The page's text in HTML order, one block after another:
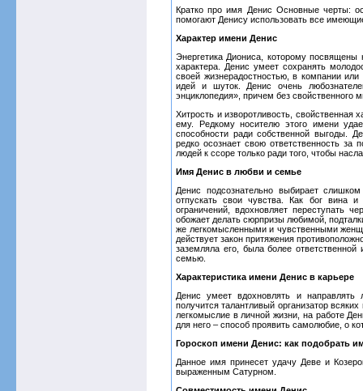
Кратко про имя Денис Основные черты:
помогают Денису использовать все
Характер имени Денис
Энергетика Диониса, которому
характера. Денис умеет сохранять
своей жизнерадостностью, в компании
идей и шуток. Денис очень
энциклопедия», причем без свойственного
Хитрость и изворотливость, свойственная
ему. Редкому носителю этого имени
способности ради собственной выгоды.
редко осознает свою ответственность за
людей к ссоре только ради того, чтобы
Имя Денис в любви и семье
Денис подсознательно выбирает
отпускать свои чувства. Как бог вина
ограничений, вдохновляет переступать
обожает делать сюрпризы любимой,
же легкомысленными и чувственными
действует закон притяжения
заземляла его, была более
семью.
Характеристика имени Денис в карьере
Денис умеет вдохновлять и
получится талантливый организатор
легкомыслие в личной жизни, на работе
для него – способ проявить самолюбие, о
Гороскоп имени Денис: как подобрать
Данное имя принесет удачу Деве и
выраженным Сатурном.